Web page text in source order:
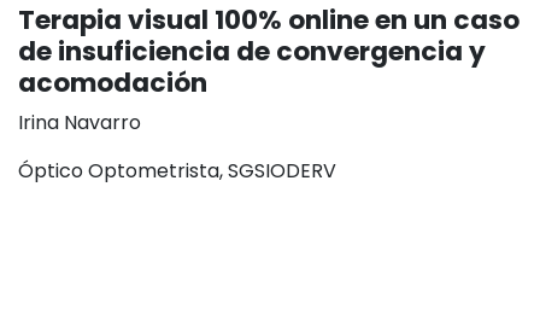
Terapia visual 100% online en un caso
de insuficiencia de convergencia y
acomodación
Irina Navarro
Óptico Optometrista, SGSIODERV